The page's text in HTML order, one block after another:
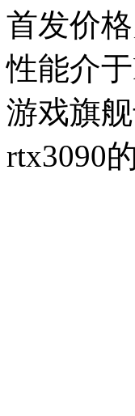
首发价
性能介
游戏旗
rtx3090